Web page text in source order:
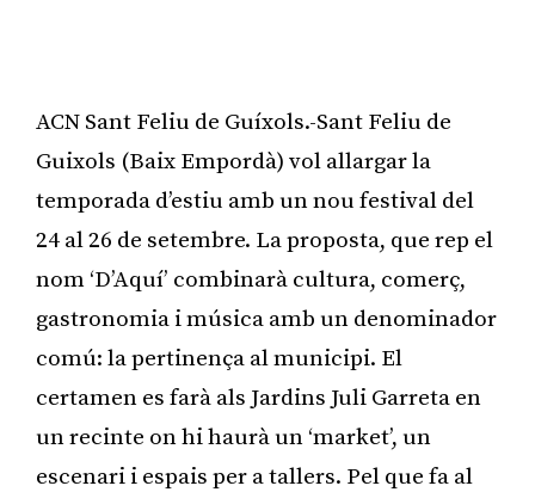
ACN Sant Feliu de Guíxols.-Sant Feliu de
Guixols (Baix Empordà) vol allargar la
temporada d’estiu amb un nou festival del
24 al 26 de setembre. La proposta, que rep el
nom ‘D’Aquí’ combinarà cultura, comerç,
gastronomia i música amb un denominador
comú: la pertinença al municipi. El
certamen es farà als Jardins Juli Garreta en
un recinte on hi haurà un ‘market’, un
escenari i espais per a tallers. Pel que fa al